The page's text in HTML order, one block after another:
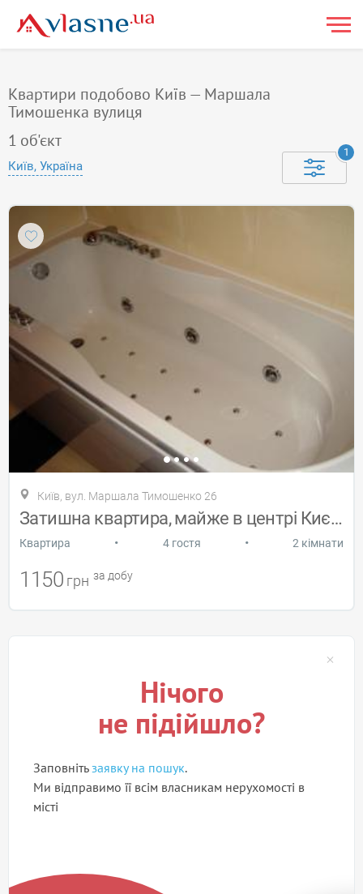
Квартири подобово Київ — Маршала
Тимошенка вулиця
1 об'єкт
Київ, Україна
1
Київ, вул. Маршала Тимошенко 26
Затишна квартира, майже в центрі Києва
Квартира • 4 гостя • 2 кімнати
1150 грн за добу
Нічого
не підійшло?
Заповнітьзаявку на пошук.
Ми відправимо її всім власникам нерухомості в
місті